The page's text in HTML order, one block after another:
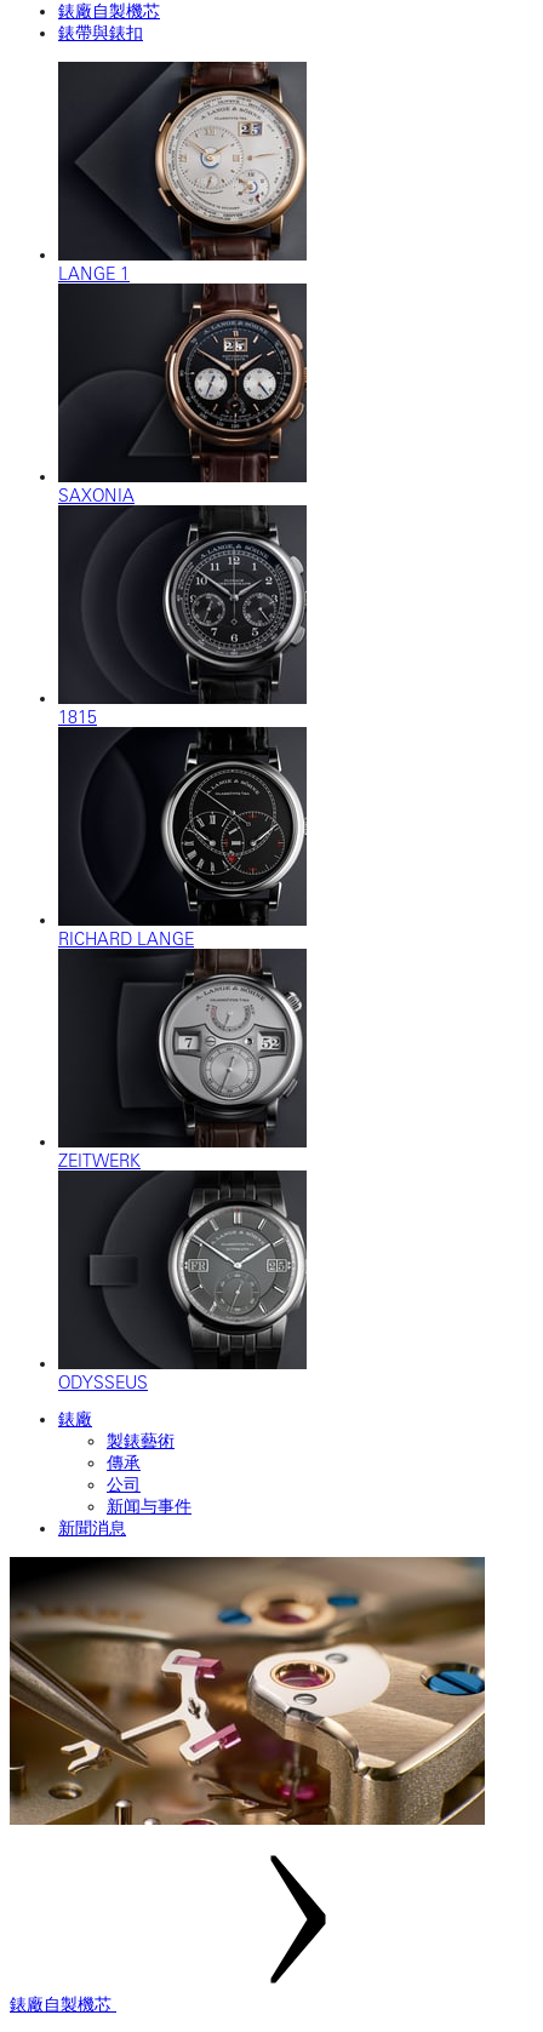
錶廠自製機芯
錶帶與錶扣
LANGE 1
SAXONIA
1815
RICHARD LANGE
ZEITWERK
ODYSSEUS
錶廠
製錶藝術
傳承
公司
新闻与事件
新聞消息
錶廠自製機芯